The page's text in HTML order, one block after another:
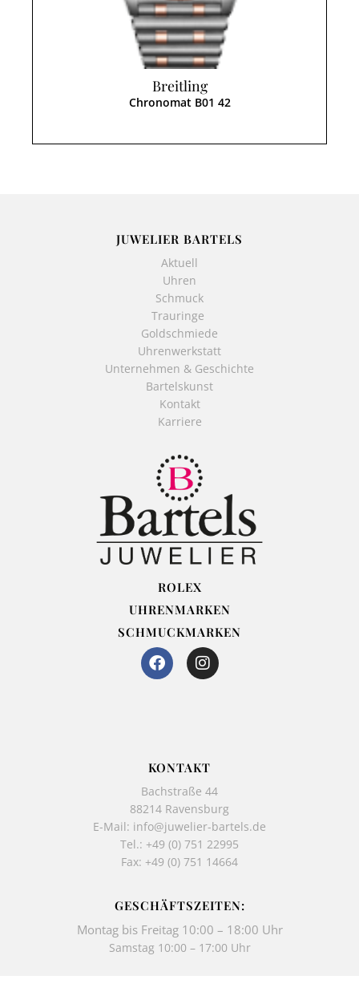
Breitling
Chronomat B01 42
JUWELIER BARTELS
Aktuell
Uhren
Schmuck
Trauringe
Goldschmiede
Uhrenwerkstatt
Unternehmen & Geschichte
Bartelskunst
Kontakt
Karriere
ROLEX
UHRENMARKEN
SCHMUCKMARKEN
F
a
k
-
f
I
n
a
m
KONTAKT
Bachstraße 44
88214 Ravensburg
E-Mail: info@juwelier-bartels.de
Tel.: +49 (0) 751 22995
Fax: +49 (0) 751 14664
GESCHÄFTSZEITEN:
Montag bis Freitag 10:00 – 18:00 Uhr
Samstag 10:00 – 17:00 Uhr